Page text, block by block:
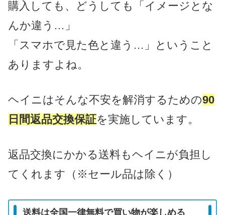
購入しても、どうしても「イメージとな
んか違う…」
「スマホで見た色と違う…」ということ
ありますよね。
ヘイニはそんな不安を解消するための90
日間返品交換保証を実施しています。
返品交換にかかる送料もヘイニが負担し
てくれます（※セール品は除く）
送料は全国一律無料で買い物が楽しめる